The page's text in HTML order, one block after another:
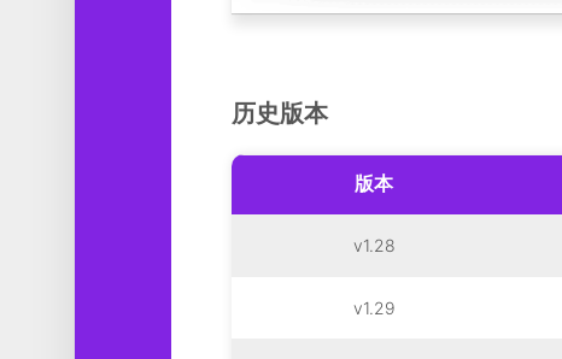
历史版本
版本
v1.28
v1.29